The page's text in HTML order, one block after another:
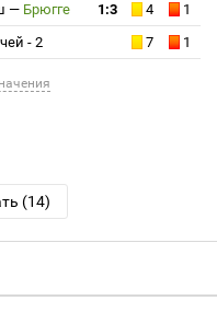
— Брюгге 1:3 4
1
- 2 7 1
(14)